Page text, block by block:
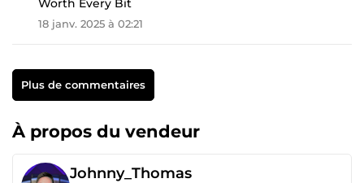
Worth Every Bit
18 janv. 2025 à 02:21
Plus de commentaires
À propos du vendeur
Johnny_Thomas